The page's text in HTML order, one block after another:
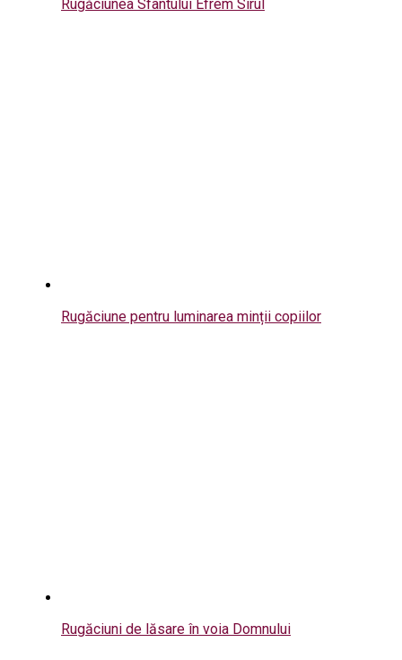
Rugăciunea Sfântului Efrem Sirul
Rugăciune pentru luminarea minții copiilor
Rugăciuni de lăsare în voia Domnului